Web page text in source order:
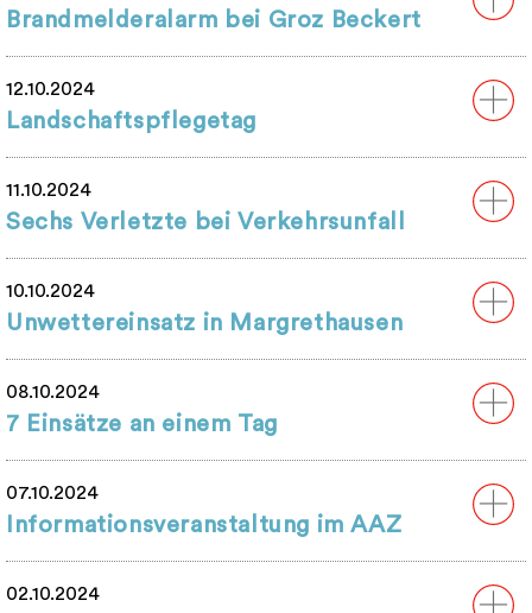
Brandmelderalarm bei Groz Beckert
12.10.2024
Landschaftspflegetag
11.10.2024
Sechs Verletzte bei Verkehrsunfall
10.10.2024
Unwettereinsatz in Margrethausen
08.10.2024
7 Einsätze an einem Tag
07.10.2024
Informationsveranstaltung im AAZ
02.10.2024